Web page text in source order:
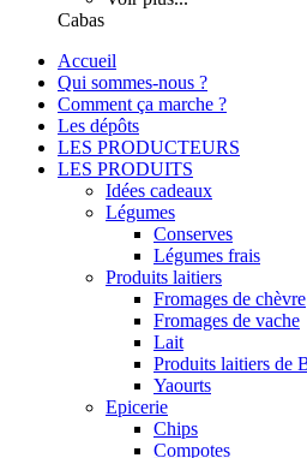
Cabas
Accueil
Qui sommes-nous ?
Comment ça marche ?
Les dépôts
LES PRODUCTEURS
LES PRODUITS
Idées cadeaux
Légumes
Conserves
Légumes frais
Produits laitiers
Fromages de chèvre
Fromages de vache
Lait
Produits laitiers de
Yaourts
Epicerie
Chips
Compotes